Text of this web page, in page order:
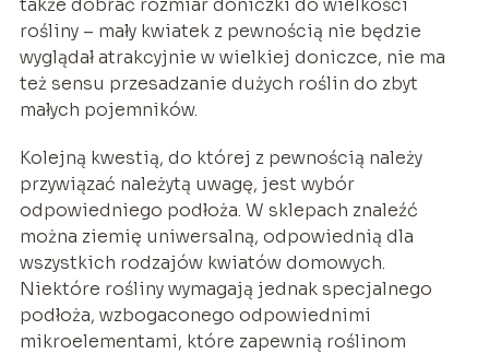
rośliny – mały kwiatek z pewnością nie będzie
wyglądał atrakcyjnie w wielkiej doniczce, nie ma
też sensu przesadzanie dużych roślin do zbyt
małych pojemników.
Kolejną kwestią, do której z pewnością należy
przywiązać należytą uwagę, jest wybór
odpowiedniego podłoża. W sklepach znaleźć
można ziemię uniwersalną, odpowiednią dla
wszystkich rodzajów kwiatów domowych.
Niektóre rośliny wymagają jednak specjalnego
podłoża, wzbogaconego odpowiednimi
mikroelementami, które zapewnią roślinom